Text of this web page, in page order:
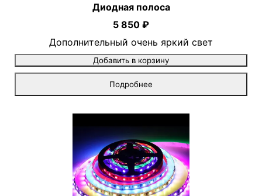
Диодная полоса
5 850 ₽
Дополнительный очень яркий свет
Добавить в корзину
Подробнее